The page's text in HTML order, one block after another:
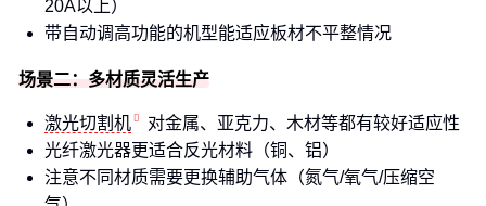
20A以上）
带自动调高功能的机型能适应板材不平整情况
场景二：多材质灵活生产
激光切割机
对金属、亚克力、木材等都有较好适应性
光纤激光器更适合反光材料（铜、铝）
注意不同材质需要更换辅助气体（氮气/氧气/压缩空